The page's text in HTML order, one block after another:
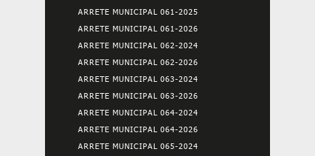
ARRETE MUNICIPAL 061-2025
ARRETE MUNICIPAL 061-2026
ARRETE MUNICIPAL 062-2024
ARRETE MUNICIPAL 062-2026
ARRETE MUNICIPAL 063-2024
ARRETE MUNICIPAL 063-2026
ARRETE MUNICIPAL 064-2024
ARRETE MUNICIPAL 064-2026
ARRETE MUNICIPAL 065-2024